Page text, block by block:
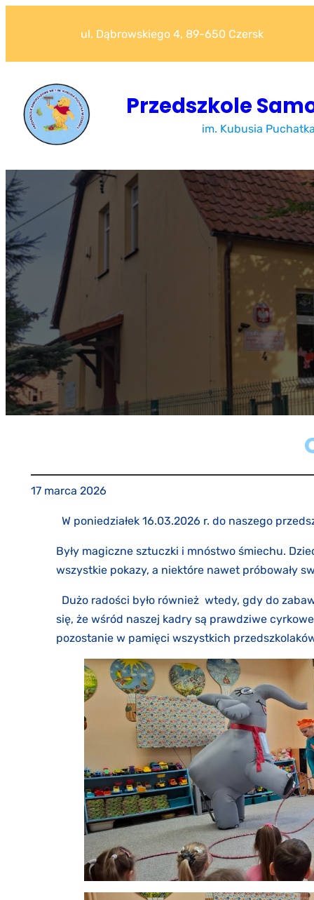
ul. Dąbrowskiego 4, 89-650 Czersk
Przedszkole
im. Kubusia
17 marca 2026
W poniedziałek 16.03.2026 r. do naszego
Były magiczne sztuczki i mnóstwo śmiechu.
wszystkie pokazy, a niektóre nawet próbowały
Dużo radości było również wtedy, gdy do
się, że wśród naszej kadry są prawdziwe
pozostanie w pamięci wszystkich